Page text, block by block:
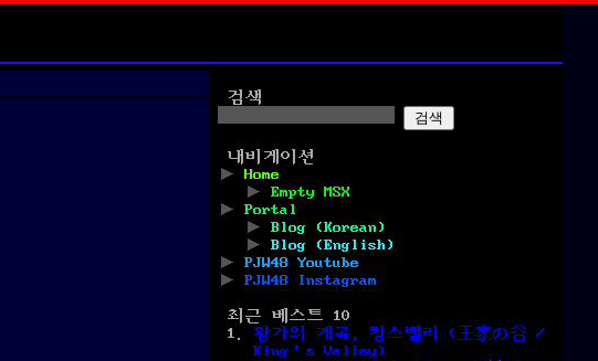
검색
검색
내비게이션
Home
Empty MSX
Portal
Blog (Korean)
Blog (English)
PJW48 Youtube
PJW48 Instagram
최근 베스트 10
왕가의 계곡, 킹스밸리 (王家の谷 /
King’s Valley)